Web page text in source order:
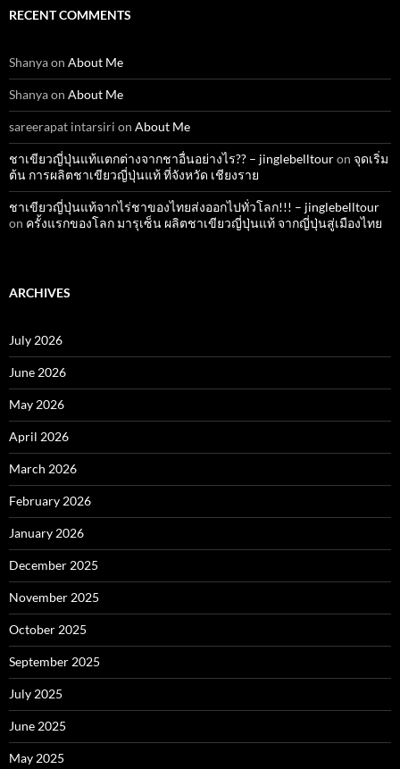
RECENT COMMENTS
Shanyaon About Me
Shanyaon About Me
sareerapat intarsiri on About Me
ชาเขียวญี่ปุ่นแท้แตกต่างจากชาอื่นอย่างไร?? – jinglebelltouron จุดเริ่ม
ต้น การผลิตชาเขียวญี่ปุ่นแท้ ที่จังหวัด เชียงราย
ชาเขียวญี่ปุ่นแท้จากไร่ชาของไทยส่งออกไปทั่วโลก!!! – jinglebelltour
on ครั้งแรกของโลก มารุเซ็น ผลิตชาเขียวญี่ปุ่นแท้ จากญี่ปุ่นสู่เมืองไทย
ARCHIVES
July 2026
June 2026
May 2026
April 2026
March 2026
February 2026
January 2026
December 2025
November 2025
October 2025
September 2025
July 2025
June 2025
May 2025